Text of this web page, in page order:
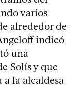
varios
alrededor de
indicó
una
Solís y que
la alcaldesa